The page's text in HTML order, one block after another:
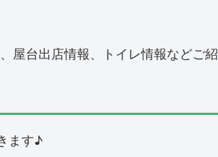
屋台出店情報、トイレ情報などご紹
ます♪